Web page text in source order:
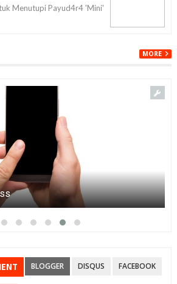
Menutupi Payud4r4 'Mini'
MORE
BLOGGER DISQUS FACEBOOK